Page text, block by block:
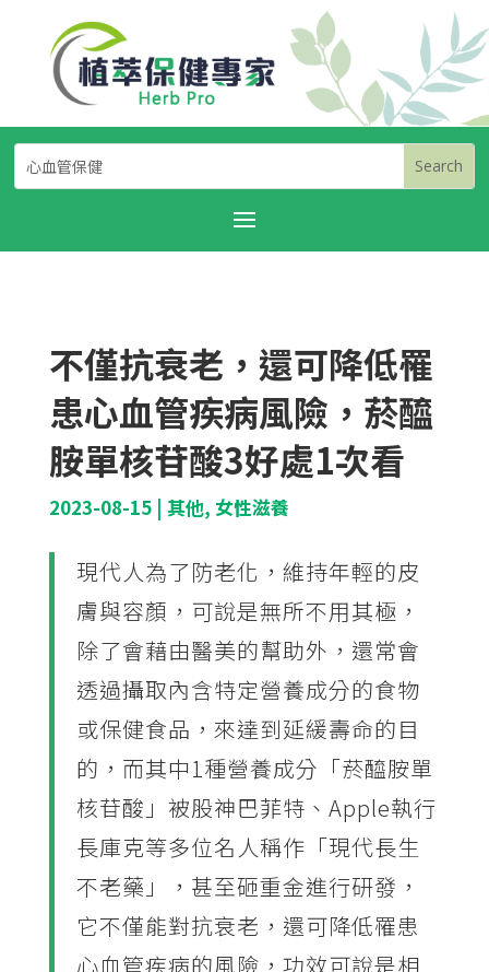
不僅抗衰老，還可降低罹
患心血管疾病風險，菸醯
胺單核苷酸3好處1次看
2023-08-15| 其他, 女性滋養
現代人為了防老化，維持年輕的皮
膚與容顏，可說是無所不用其極，
除了會藉由醫美的幫助外，還常會
透過攝取內含特定營養成分的食物
或保健食品，來達到延緩壽命的目
的，而其中1種營養成分「菸醯胺單
核苷酸」被股神巴菲特、Apple執行
長庫克等多位名人稱作「現代長生
不老藥」，甚至砸重金進行研發，
它不僅能對抗衰老，還可降低罹患
心血管疾病的風險，功效可說是相